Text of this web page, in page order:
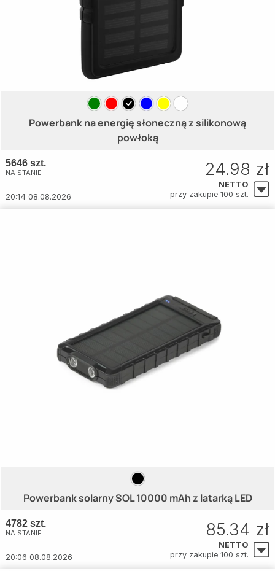
Powerbank na energię słoneczną z silikonową
powłoką
5646 szt.
NA STANIE
20:14 08.08.2026
24.98 zł
NETTO
przy zakupie 100 szt.
Powerbank solarny SOL 10000 mAh z latarką LED
4782 szt.
NA STANIE
20:06 08.08.2026
85.34 zł
NETTO
przy zakupie 100 szt.